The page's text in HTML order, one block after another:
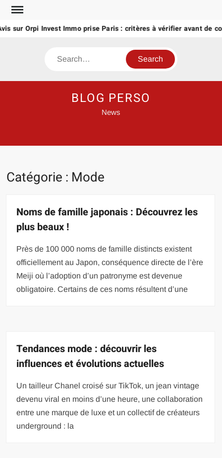
Skip
contentOrpi Invest Immo prise Paris : critères à vérifier avant de
Search
BLOG PERSO
News
Catégorie : Mode
Noms de famille japonais : Découvrez les
plus beaux !
Près de 100 000 noms de famille distincts existent
officiellement au Japon, conséquence directe de l’ère
Meiji où l’adoption d’un patronyme est devenue
obligatoire. Certains de ces noms résultent d’une
Tendances mode : découvrir les
influences et évolutions actuelles
Un tailleur Chanel croisé sur TikTok, un jean vintage
devenu viral en moins d’une heure, une collaboration
entre une marque de luxe et un collectif de créateurs
underground : la